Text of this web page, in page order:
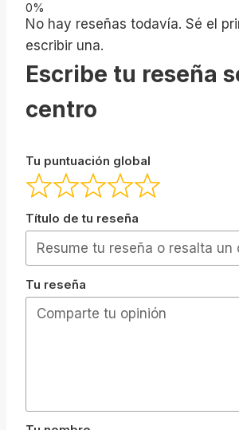
No hay reseñas todavía. Sé el
escribir una.
Escribe tu reseña
centro
Tu puntuación global
Título de tu reseña
Tu reseña